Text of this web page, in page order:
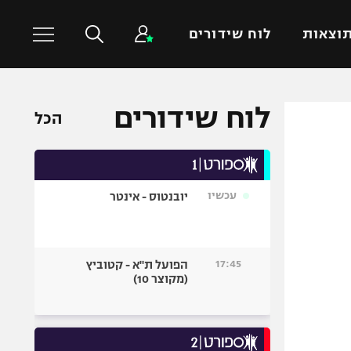
תוצאות לוח שידורים
כדורסל עולמי ענפים נוספים
כדורעף
אגרוף
UFC
היאבקות WWE
לוח שידורים הכל
עכשיו יובנטוס - אינטר
17:45
הפועל ת"א - קטוביץ
(מקוצר 10)